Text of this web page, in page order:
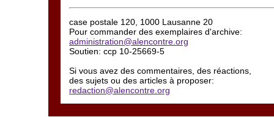
case postale 120, 1000 Lausanne 20
Pour commander des exemplaires d'archive:
administration@alencontre.org
Soutien: ccp 10-25669-5
Si vous avez des commentaires, des réactions,
des sujets ou des articles à proposer:
redaction@alencontre.org